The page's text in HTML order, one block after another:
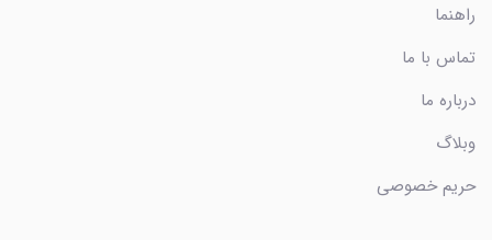
راهنما
تماس با ما
درباره ما
وبلاگ
حریم خصوصی